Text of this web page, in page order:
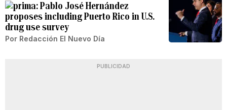
Pablo José Hernández
proposes including Puerto Rico in U.S.
drug use survey
Por Redacción El Nuevo Día
PUBLICIDAD